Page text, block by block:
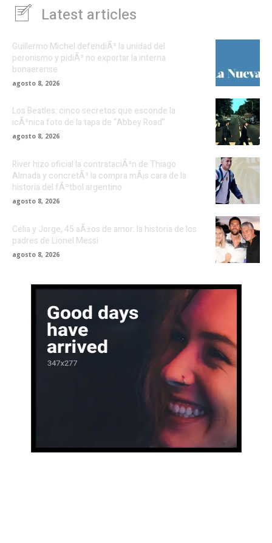
Latest articles
Guillermo Michel defendiÃ³ la unidad del
peronismo y pidiÃ³ no exportar la interna
bonaerense
agosto 8, 2026
Los Beatles: cinco secretos que esconde la
icÃ³nica foto de la tapa de “Abbey Road”
agosto 8, 2026
River hizo oficial la contrataciÃ³n de Thiago
Almada y concretÃ³ la compra mÃ¡s cara de la
historia del fÃºtbol argentino
agosto 8, 2026
Celia y Jorge, 45 aÃ±os de amor: la historia de los
padres de Lionel Messi
agosto 8, 2026